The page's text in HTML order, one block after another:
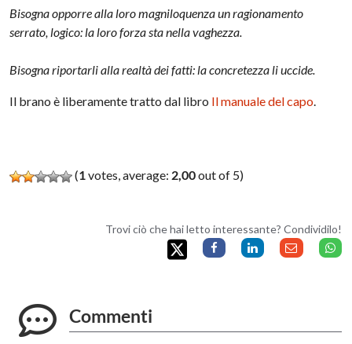
Bisogna opporre alla loro magniloquenza un ragionamento
serrato, logico: la loro forza sta nella vaghezza.
Bisogna riportarli alla realtà dei fatti: la concretezza li uccide.
Il brano è liberamente tratto dal libro Il manuale del capo.
(1votes, average: 2,00out of 5)
Trovi ciò che hai letto interessante? Condividilo!
Commenti